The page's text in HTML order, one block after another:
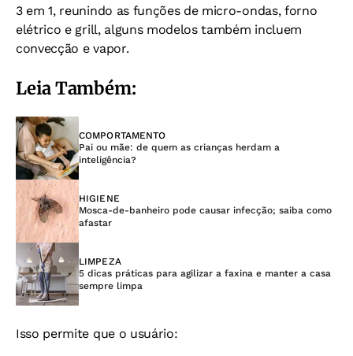
3 em 1, reunindo as funções de micro-ondas, forno
elétrico e grill, alguns modelos também incluem
convecção e vapor.
Leia Também:
COMPORTAMENTO
Pai ou mãe: de quem as crianças herdam a
inteligência?
HIGIENE
Mosca-de-banheiro pode causar infecção; saiba como
afastar
LIMPEZA
5 dicas práticas para agilizar a faxina e manter a casa
sempre limpa
Isso permite que o usuário: